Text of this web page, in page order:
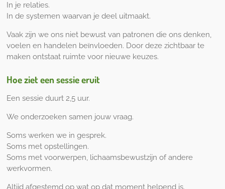
In je relaties.
In de systemen waarvan je deel uitmaakt.
Vaak zijn we ons niet bewust van patronen die ons denken,
voelen en handelen beïnvloeden. Door deze zichtbaar te
maken ontstaat ruimte voor nieuwe keuzes.
Hoe ziet een sessie eruit
Een sessie duurt 2,5 uur.
We onderzoeken samen jouw vraag.
Soms werken we in gesprek.
Soms met opstellingen.
Soms met voorwerpen, lichaamsbewustzijn of andere
werkvormen.
Altijd afgestemd op wat op dat moment helpend is.